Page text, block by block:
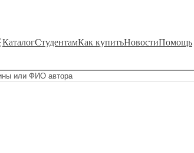
КаталогСтудентамКак купитьНовостиПомощь